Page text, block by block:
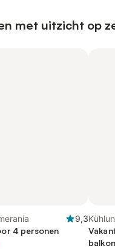
met uitzicht op
9,3
4 personen
balkon